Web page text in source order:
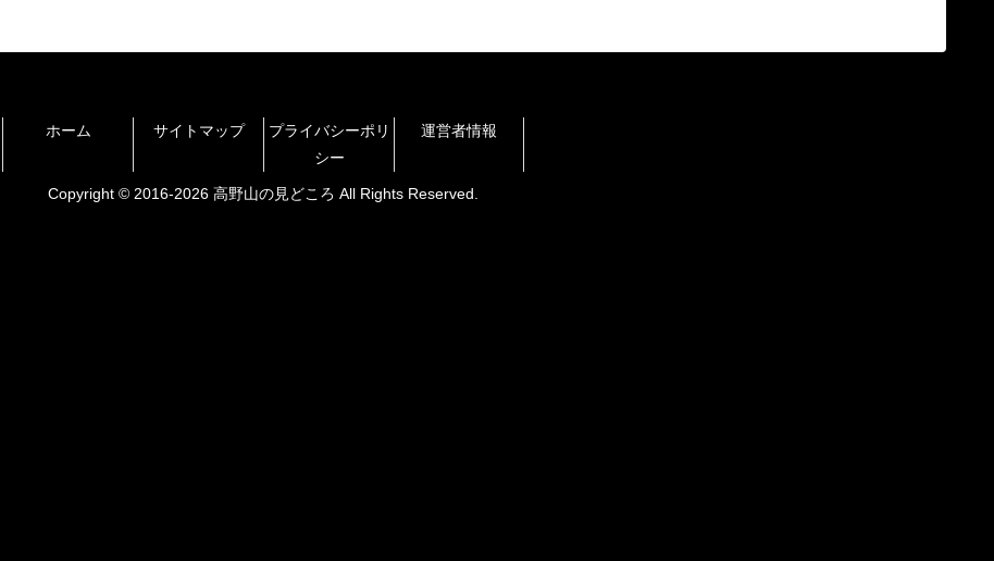
ホーム サイトマップ
プライバシーポリ
シー
運営者情報
Copyright © 2016-2026 高野山の見どころ All Rights Reserved.